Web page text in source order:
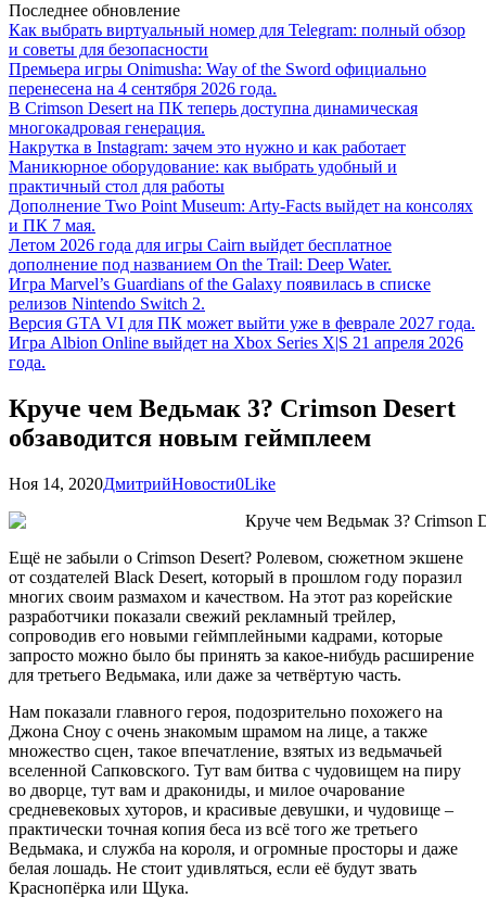
Последнее обновление
Как выбрать виртуальный номер для Telegram: полный обзор
и советы для безопасности
Премьера игры Onimusha: Way of the Sword официально
перенесена на 4 сентября 2026 года.
В Crimson Desert на ПК теперь доступна динамическая
многокадровая генерация.
Накрутка в Instagram: зачем это нужно и как работает
Маникюрное оборудование: как выбрать удобный и
практичный стол для работы
Дополнение Two Point Museum: Arty-Facts выйдет на консолях
и ПК 7 мая.
Летом 2026 года для игры Cairn выйдет бесплатное
дополнение под названием On the Trail: Deep Water.
Игра Marvel’s Guardians of the Galaxy появилась в списке
релизов Nintendo Switch 2.
Версия GTA VI для ПК может выйти уже в феврале 2027 года.
Игра Albion Online выйдет на Xbox Series X|S 21 апреля 2026
года.
Круче чем Ведьмак 3? Crimson Desert
обзаводится новым геймплеем
Ноя 14, 2020ДмитрийНовости0Like
Ещё не забыли о Crimson Desert? Ролевом, сюжетном экшене
от создателей Black Desert, который в прошлом году поразил
многих своим размахом и качеством. На этот раз корейские
разработчики показали свежий рекламный трейлер,
сопроводив его новыми геймплейными кадрами, которые
запросто можно было бы принять за какое-нибудь расширение
для третьего Ведьмака, или даже за четвёртую часть.
Нам показали главного героя, подозрительно похожего на
Джона Сноу с очень знакомым шрамом на лице, а также
множество сцен, такое впечатление, взятых из ведьмачьей
вселенной Сапковского. Тут вам битва с чудовищем на пиру
во дворце, тут вам и дракониды, и милое очарование
средневековых хуторов, и красивые девушки, и чудовище –
практически точная копия беса из всё того же третьего
Ведьмака, и служба на короля, и огромные просторы и даже
белая лошадь. Не стоит удивляться, если её будут звать
Краснопёрка или Щука.